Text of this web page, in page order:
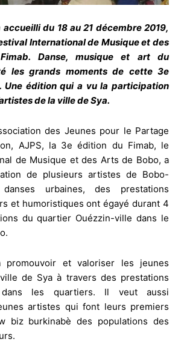
du 18 au 21 décembre 2019,
International de Musique et des
Danse, musique et art du
les grands moments de cette 3e
Une édition qui a vu la participation
de la ville de Sya.
des Jeunes pour le Partage
AJPS, la 3e édition du Fimab, le
de Musique et des Arts de Bobo, a
de plusieurs artistes de Bobo-
urbaines, des prestations
et humoristiques ont égayé durant 4
du quartier Ouézzin-ville dans le
promouvoir et valoriser les jeunes
de Sya à travers des prestations
les quartiers. Il veut aussi
artistes qui font leurs premiers
biz burkinabè des populations des